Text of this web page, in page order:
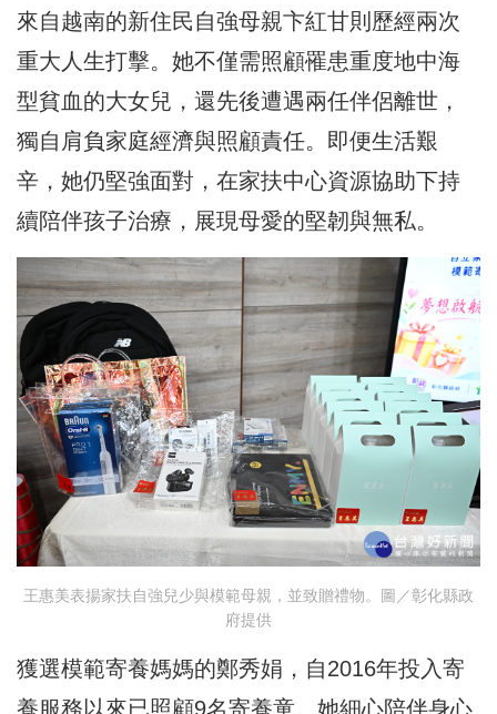
來自越南的新住民自強母親卞紅甘則歷經兩次
重大人生打擊。她不僅需照顧罹患重度地中海
型貧血的大女兒，還先後遭遇兩任伴侶離世，
獨自肩負家庭經濟與照顧責任。即便生活艱
辛，她仍堅強面對，在家扶中心資源協助下持
續陪伴孩子治療，展現母愛的堅韌與無私。
王惠美表揚家扶自強兒少與模範母親，並致贈禮物。圖／彰化縣政
府提供
獲選模範寄養媽媽的鄭秀娟，自2016年投入寄
養服務以來已照顧9名寄養童。她細心陪伴身心